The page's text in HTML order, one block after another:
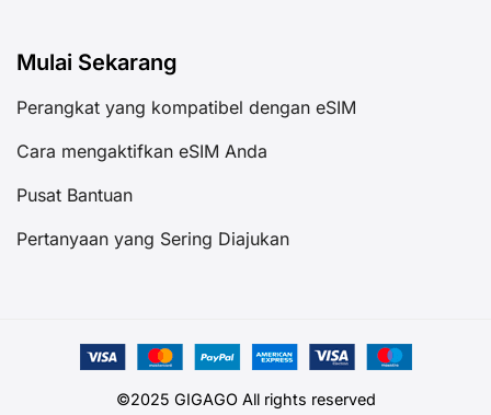
Mulai Sekarang
Perangkat yang kompatibel dengan eSIM
Cara mengaktifkan eSIM Anda
Pusat Bantuan
Pertanyaan yang Sering Diajukan
©2025 GIGAGO All rights reserved